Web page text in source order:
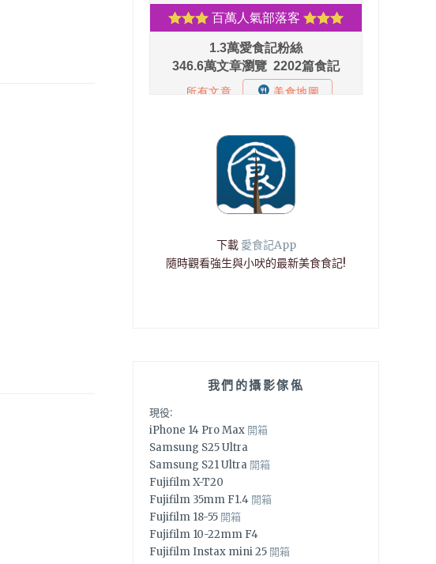
下載 愛食記App
隨時觀看強生與小吠的最新美食食記!
我們的攝影傢俬
現役:
iPhone 14 Pro Max 開箱
Samsung S25 Ultra
Samsung S21 Ultra 開箱
Fujifilm X-T20
Fujifilm 35mm F1.4 開箱
Fujifilm 18-55 開箱
Fujifilm 10-22mm F4
Fujifilm Instax mini 25 開箱